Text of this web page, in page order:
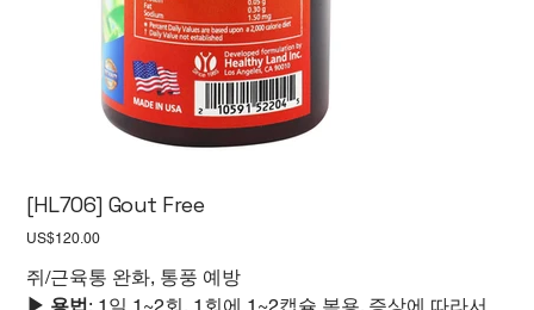
[HL706] Gout Free
가
US$120.00
쥐/근육통 완화, 통풍 예방